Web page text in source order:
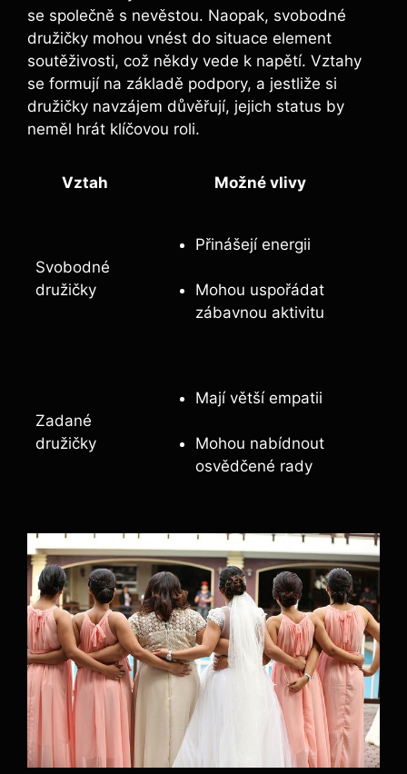
se společně s‌ nevěstou. Naopak, svobodné
družičky mohou vnést do situace element
soutěživosti,‍ což někdy vede k napětí. Vztahy
se formují na základě⁣ podpory, ‍a jestliže si
družičky navzájem⁣ důvěřují, jejich status by
neměl hrát ‍klíčovou ‍roli.
Vztah Možné vlivy
Svobodné
družičky
Přinášejí energii
Mohou uspořádat
zábavnou aktivitu
Zadané
družičky
Mají větší empatii
Mohou ‍nabídnout
osvědčené ‌rady